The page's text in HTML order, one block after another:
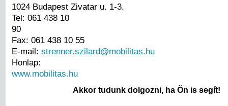
1024 Budapest Zivatar u. 1-3.
Tel: 061 438 10
90
Fax: 061 438 10 55
E-mail: strenner.szilard@mobilitas.hu
Honlap:
www.mobilitas.hu
Akkor tudunk dolgozni, ha Ön is segít!